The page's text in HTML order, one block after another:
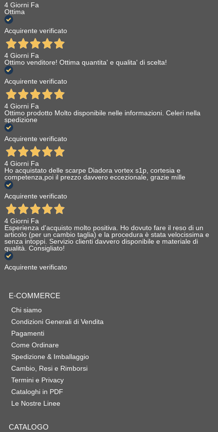
4 Giorni Fa
Ottima
Acquirente verificato
4 Giorni Fa
Ottimo venditore! Ottima quantita' e qualita' di scelta!
Acquirente verificato
4 Giorni Fa
Ottimo prodotto Molto disponibile nelle informazioni. Celeri nella
spedizione
Acquirente verificato
4 Giorni Fa
Ho acquistato delle scarpe Diadora vortex s1p, cortesia e
competenza,poi il prezzo davvero eccezionale, grazie mille
Acquirente verificato
4 Giorni Fa
Esperienza d'acquisto molto positiva. Ho dovuto fare il reso di un
articolo (per un cambio taglia) e la procedura è stata velocissima e
senza intoppi. Servizio clienti davvero disponibile e materiale di
qualità. Consigliato!
Acquirente verificato
E-COMMERCE
Chi siamo
Condizioni Generali di Vendita
Pagamenti
Come Ordinare
Spedizione & Imballaggio
Cambio, Resi e Rimborsi
Termini e Privacy
Cataloghi in PDF
Le Nostre Linee
CATALOGO